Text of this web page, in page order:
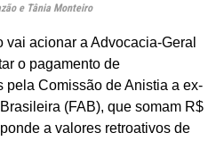
e Tânia Monteiro
acionar a Advocacia-Geral
o pagamento de
pela Comissão de Anistia a ex-
(FAB), que somam R$
a valores retroativos de